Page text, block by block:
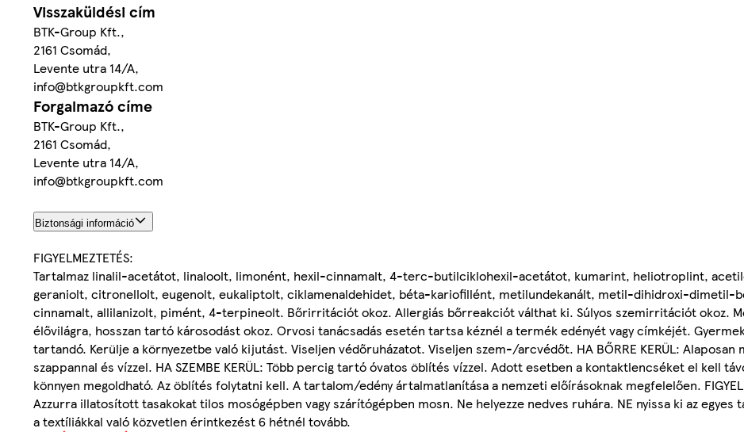
Visszaküldési cím
BTK-Group Kft.,
2161 Csomád,
Levente utra 14/A,
info@btkgroupkft.com
Forgalmazó címe
BTK-Group Kft.,
2161 Csomád,
Levente utra 14/A,
info@btkgroupkft.com
Biztonsági információ
FIGYELMEZTETÉS:
Tartalmaz linalil-acetátot, linaloolt, limonént, hexil-cinnamalt, 4-terc-butilciklohexil-acetátot, kumarint, heliotroplint,
geraniolt, citronellolt, eugenolt, eukaliptolt, ciklamenaldehidet, béta-kariofillént, metilundekanált, metil-dihidroxi-dimetil-
cinnamalt, allilanizolt, pimént, 4-terpineolt. Bőrirritációt okoz. Allergiás bőrreakciót válthat ki. Súlyos szemirritációt okoz.
élővilágra, hosszan tartó károsodást okoz. Orvosi tanácsadás esetén tartsa kéznél a termék edényét vagy címkéjét.
tartandó. Kerülje a környezetbe való kijutást. Viseljen védőruházatot. Viseljen szem-/arcvédőt. HA BŐRRE KERÜL: Alaposan
szappannal és vízzel. HA SZEMBE KERÜL: Több percig tartó óvatos öblítés vízzel. Adott esetben a kontaktlencséket el kell
könnyen megoldható. Az öblítés folytatni kell. A tartalom/edény ártalmatlanítása a nemzeti előírásoknak megfelelően.
Azzurra illatosított tasakokat tilos mosógépben vagy szárítógépben mosn. Ne helyezze nedves ruhára. NE nyissa ki az egyes
a textíliákkal való közvetlen érintkezést 6 hétnél tovább.